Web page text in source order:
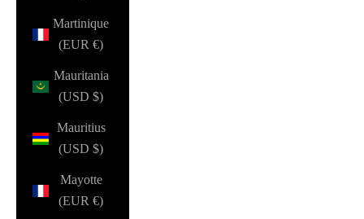
Martinique
(EUR €)
Mauritania
(USD $)
Mauritius
(USD $)
Mayotte
(EUR €)